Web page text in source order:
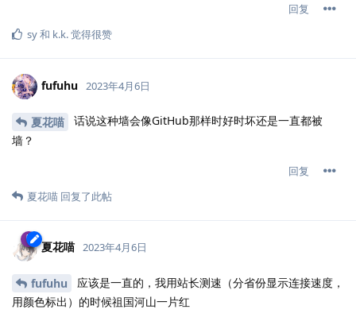
回复
sy和 k.​k.​觉得很赞
fufuhu 2023年4月6日
夏花喵
话说这种墙会像GitHub那样时好时坏还是一直都被
墙？
回复
夏花喵 回复了此帖
夏花喵 2023年4月6日
fufuhu
应该是一直的，我用站长测速（分省份显示连接速度，
用颜色标出）的时候祖国河山一片红